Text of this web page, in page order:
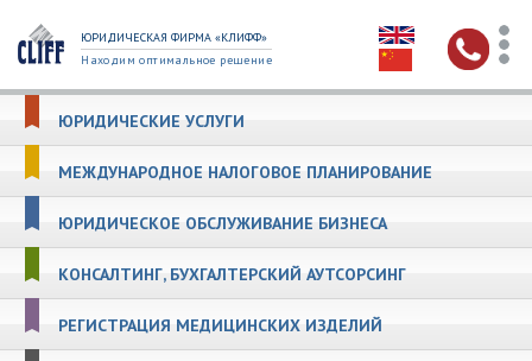
ЮРИДИЧЕСКАЯ ФИРМА «КЛИФФ»
Находим оптимальное решение
ЮРИДИЧЕСКИЕ УСЛУГИ
МЕЖДУНАРОДНОЕ НАЛОГОВОЕ ПЛАНИРОВАНИЕ
ЮРИДИЧЕСКОЕ ОБСЛУЖИВАНИЕ БИЗНЕСА
КОНСАЛТИНГ, БУХГАЛТЕРСКИЙ АУТСОРСИНГ
РЕГИСТРАЦИЯ МЕДИЦИНСКИХ ИЗДЕЛИЙ